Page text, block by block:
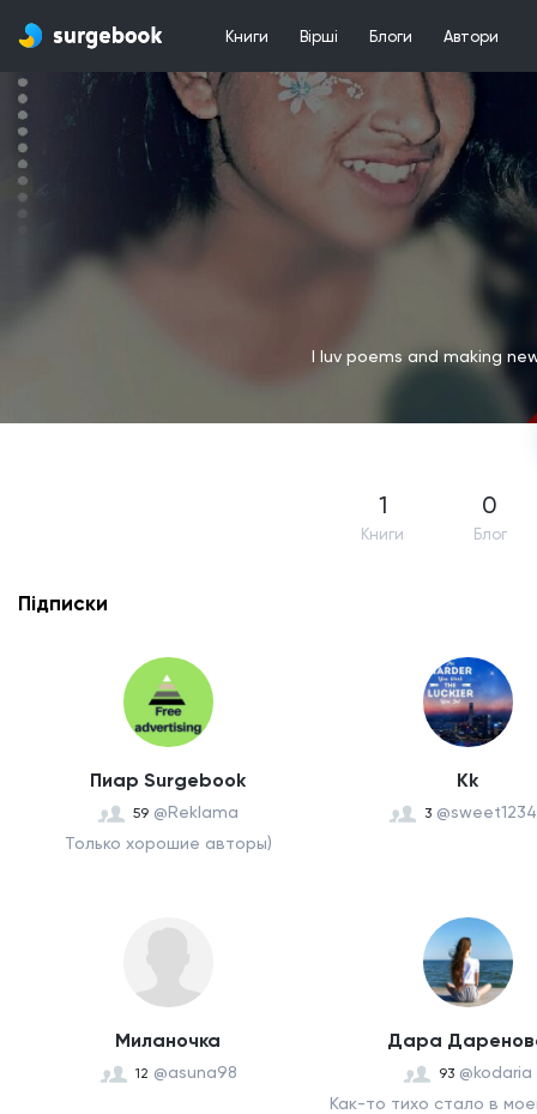
Книги Вірші Блоги Автори
I luv poems and making
1
Книги
0
Блог
Підписки
Пиар Surgebook
59 @Reklama
Только хорошие авторы)
Kk
3
Миланочка
12 @asuna98
Дара
93 @kodaria
Как-то тихо стало в